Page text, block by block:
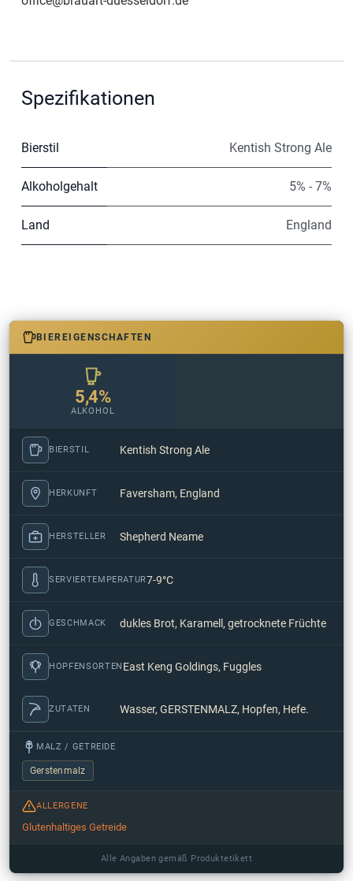
Spezifikationen
Bierstil Kentish Strong Ale
Alkoholgehalt 5% - 7%
Land England
BIEREIGENSCHAFTEN
5,4%
ALKOHOL
BIERSTIL Kentish Strong Ale
HERKUNFT Faversham, England
HERSTELLER Shepherd Neame
SERVIERTEMPERATUR7-9°C
GESCHMACK dukles Brot, Karamell, getrocknete Früchte
HOPFENSORTEN East Keng Goldings, Fuggles
ZUTATEN Wasser, GERSTENMALZ, Hopfen, Hefe.
MALZ / GETREIDE
Gerstenmalz
ALLERGENE
Glutenhaltiges Getreide
Alle Angaben gemäß Produktetikett